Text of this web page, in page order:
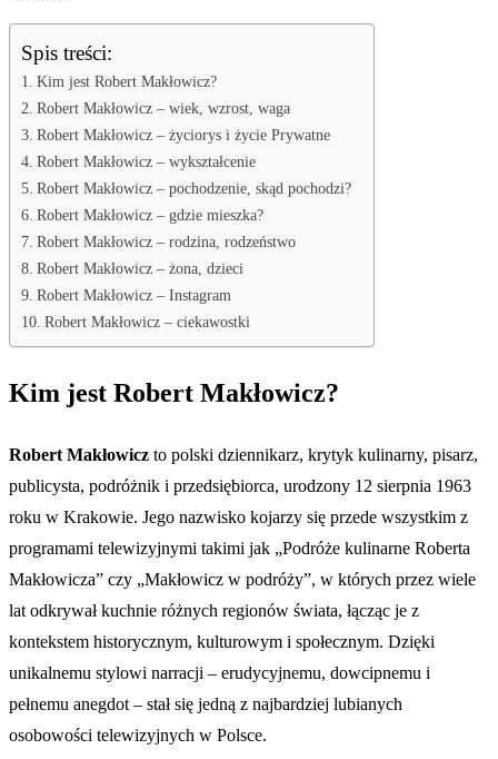
Spis treści:
Kim jest Robert Makłowicz?
Robert Makłowicz – wiek, wzrost, waga
Robert Makłowicz – życiorys i życie Prywatne
Robert Makłowicz – wykształcenie
Robert Makłowicz – pochodzenie, skąd pochodzi?
Robert Makłowicz – gdzie mieszka?
Robert Makłowicz – rodzina, rodzeństwo
Robert Makłowicz – żona, dzieci
Robert Makłowicz – Instagram
Robert Makłowicz – ciekawostki
Kim jest Robert Makłowicz?
Robert Makłowicz to polski dziennikarz, krytyk kulinarny, pisarz,
publicysta, podróżnik i przedsiębiorca, urodzony 12 sierpnia 1963
roku w Krakowie. Jego nazwisko kojarzy się przede wszystkim z
programami telewizyjnymi takimi jak „Podróże kulinarne Roberta
Makłowicza” czy „Makłowicz w podróży”, w których przez wiele
lat odkrywał kuchnie różnych regionów świata, łącząc je z
kontekstem historycznym, kulturowym i społecznym. Dzięki
unikalnemu stylowi narracji – erudycyjnemu, dowcipnemu i
pełnemu anegdot – stał się jedną z najbardziej lubianych
osobowości telewizyjnych w Polsce.